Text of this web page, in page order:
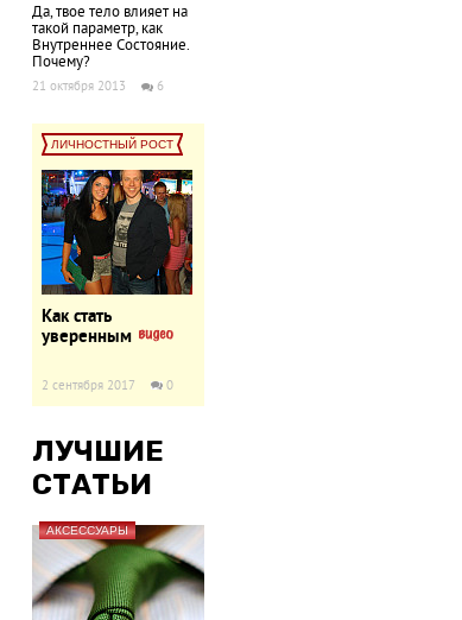
Да, твое тело влияет на
такой параметр, как
Внутреннее Состояние.
Почему?
21 октября 2013 6
ЛИЧНОСТНЫЙ РОСТ
Как стать
уверенным
2 сентября 2017 0
ЛУЧШИЕ
СТАТЬИ
АКСЕССУАРЫ